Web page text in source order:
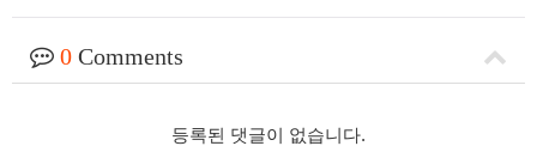
0 Comments
등록된 댓글이 없습니다.